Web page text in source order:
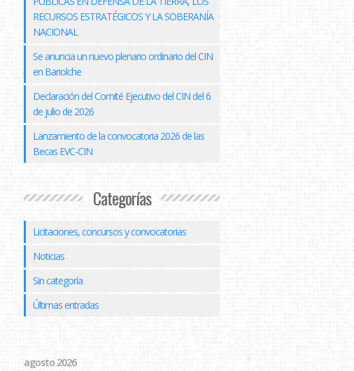
RECURSOS ESTRATÉGICOS Y LA SOBERANÍA
NACIONAL
Se anuncia un nuevo plenario ordinario del CIN
en Bariolche
Declaración del Comité Ejecutivo del CIN del 6
de julio de 2026
Lanzamiento de la convocatoria 2026 de las
Becas EVC-CIN
Categorías
Licitaciones, concursos y convocatorias
Noticias
Sin categoría
Últimas entradas
agosto 2026